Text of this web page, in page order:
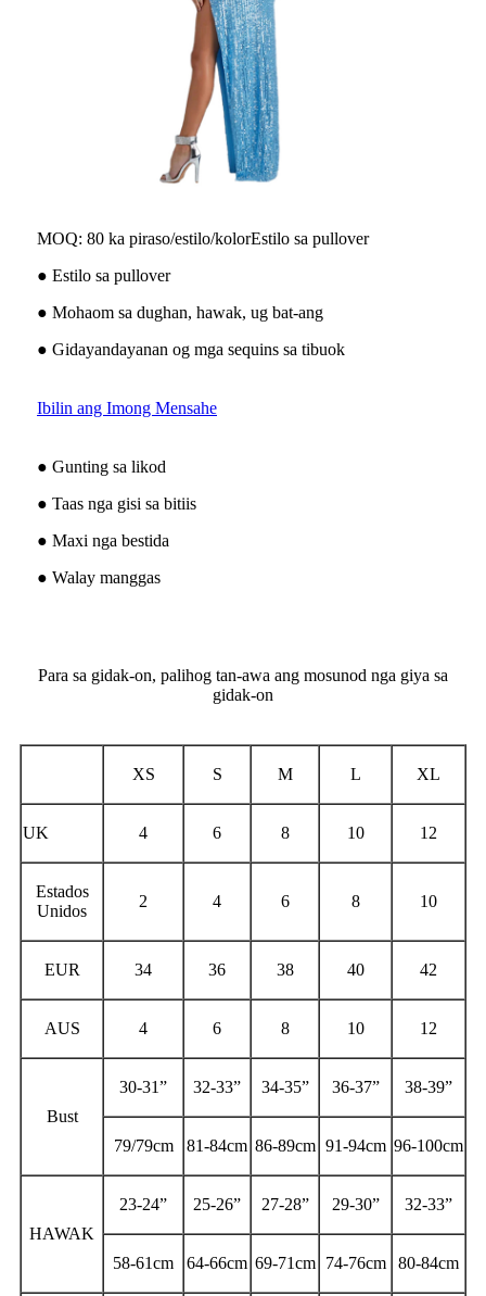
MOQ: 80 ka piraso/estilo/kolorEstilo sa pullover
● Estilo sa pullover
● Mohaom sa dughan, hawak, ug bat-ang
● Gidayandayanan og mga sequins sa tibuok
Ibilin ang Imong Mensahe
● Gunting sa likod
● Taas nga gisi sa bitiis
● Maxi nga bestida
● Walay manggas
Para sa gidak-on, palihog tan-awa ang mosunod nga giya sa
gidak-on
XS S M L XL
UK 4 6 8 10 12
Estados
Unidos
2 4 6 8 10
EUR 34 36 38 40 42
AUS 4 6 8 10 12
Bust
30-31” 32-33” 34-35” 36-37” 38-39”
79/79cm 81-84cm 86-89cm 91-94cm 96-100cm
HAWAK
23-24” 25-26” 27-28” 29-30” 32-33”
58-61cm 64-66cm 69-71cm 74-76cm 80-84cm